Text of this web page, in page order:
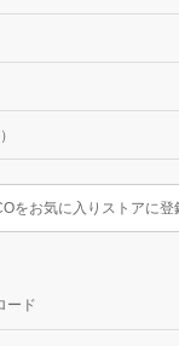
をお気に入りストアに登
ード